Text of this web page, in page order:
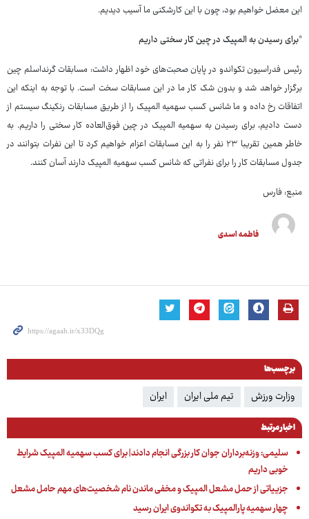
این معضل خواهیم بود، چون با این کارشکنی ما آسیب دیدیم.
*برای رسیدن به المپیک در چین کار سختی داریم
رئیس فدراسیون تکواندو در پایان صحبت‌های خود اظهار داشت: مسابقات گرنداسلم چین
برگزار خواهد شد و بدون شک کار ما در این مسابقات سخت است. با توجه به اینکه این
اتفاقات رخ داده و ما شانس کسب سهمیه المپیک را از طریق مسابقات رنکینگ سیستم از
دست دادیم، برای رسیدن به سهمیه المپیک در چین فوق‌العاده کار سختی را داریم. به
خاطر همین تقریبا ۲۳ نفر را به این مسابقات اعزام خواهیم کرد تا این نفرات بتوانند در
جدول مسابقات کار را برای نفراتی که شانس کسب سهمیه المپیک دارند آسان کنند.
منبع: فارس
فاطمه اسدی
برچسب‌ها
وزارت ورزش تیم ملی ایران ایران
اخبار مرتبط
سلیمی: وزنه‌برداران جوان کار بزرگی انجام دادند| برای کسب سهمیه المپیک شرایط
خوبی داریم
جزییاتی از حمل مشعل المپیک و مخفی ماندن نام شخصیت‌های مهم حامل مشعل
چهار سهمیه پارالمپیک به تکواندوی ایران رسید